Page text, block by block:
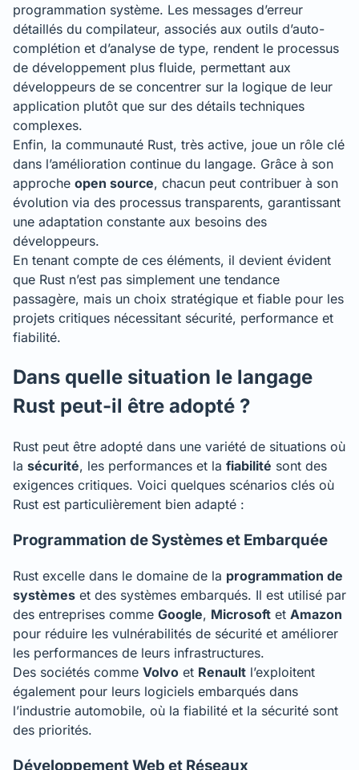
programmation système. Les messages d’erreur
détaillés du compilateur, associés aux outils d’auto-
complétion et d’analyse de type, rendent le processus
de développement plus fluide, permettant aux
développeurs de se concentrer sur la logique de leur
application plutôt que sur des détails techniques
complexes.
Enfin, la communauté Rust, très active, joue un rôle clé
dans l’amélioration continue du langage. Grâce à son
approche open source, chacun peut contribuer à son
évolution via des processus transparents, garantissant
une adaptation constante aux besoins des
développeurs.
En tenant compte de ces éléments, il devient évident
que Rust n’est pas simplement une tendance
passagère, mais un choix stratégique et fiable pour les
projets critiques nécessitant sécurité, performance et
fiabilité.
Dans quelle situation le langage
Rust peut-il être adopté ?
Rust peut être adopté dans une variété de situations où
la sécurité, les performances et la fiabilité sont des
exigences critiques. Voici quelques scénarios clés où
Rust est particulièrement bien adapté :
Programmation de Systèmes et Embarquée
Rust excelle dans le domaine de la programmation de
systèmes et des systèmes embarqués. Il est utilisé par
des entreprises comme Google, Microsoft et Amazon
pour réduire les vulnérabilités de sécurité et améliorer
les performances de leurs infrastructures.
Des sociétés comme Volvo et Renault l’exploitent
également pour leurs logiciels embarqués dans
l’industrie automobile, où la fiabilité et la sécurité sont
des priorités.
Développement Web et Réseaux